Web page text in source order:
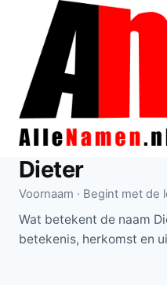
Doorgaan
inhoud
Dieter
Voornaam · Begint met de
Wat betekent de naam
betekenis, herkomst en